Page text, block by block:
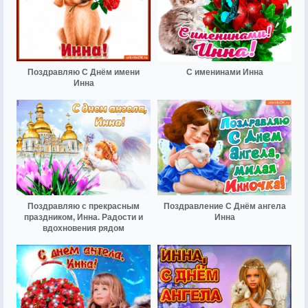
Поздравляю С Днём имени
Инна
С именинами Инна
Поздравляю с прекрасным
праздником, Инна. Радости и
вдохновения рядом
Поздравление С Днём ангела
Инна